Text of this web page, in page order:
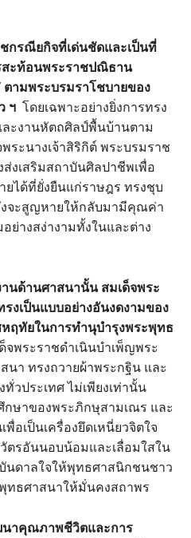
กรณียกิจที่เด่นชัดและเป็นที่
ะท้อนพระราชปณิธาน
ามพระบรมราโชบายของ
ฯ โดยเฉพาะอย่างยิ่งการทรง
ะงานหัตถศิลป์พื้นบ้านตาม
ระนางเจ้าสิริกิต์ พระบรมราช
งเสริมสถาบันศิลปาชีพเพื่อ
ยได้ที่ยั่งยืนแก่ราษฎร ทรงชุบ
จะสูญหายให้กลับมามีคุณค่า
ย่างสง่างามทั้งในและต่าง
นด้านศาสนานั้น สมเด็จพระ
งเป็นแบบอย่างอันงดงามของ
ฤทัยในการทำนุบำรุงพระพุทธ
จพระราชดำเนินบำเพ็ญพระ
า ทรงถวายผ้าพระกฐิน และ
วประเทศ ไม่เพียงเท่านั้น
กษาของพระภิกษุสามเณร และ
อเป็นเครื่องยึดเหนี่ยวจิตใจ
ตรอันนอบน้อมและเลื่อมใสใน
นดาลใจให้พุทธศาสนิกชนชาว
ทธศาสนาให้มั่นคงสถาพร
าคุณภาพชีวิตและการ